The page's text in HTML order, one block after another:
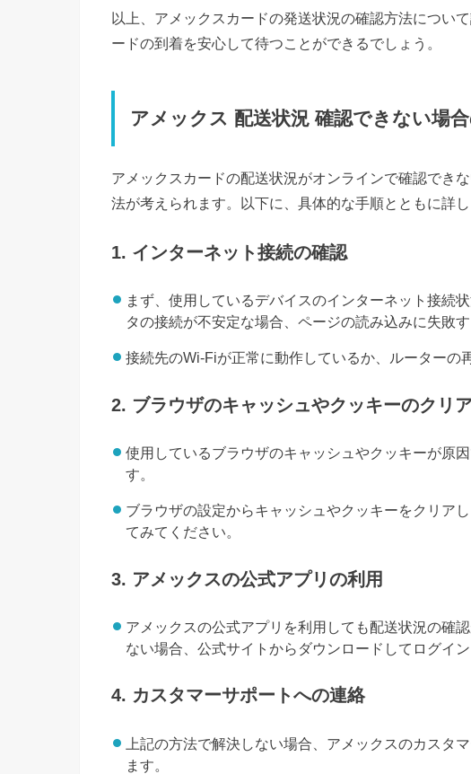
以上、アメックスカードの発送状況の確認方法につい
ードの到着を安心して待つことができるでしょう。
アメックス 配送状況 確認できない場
アメックスカードの配送状況がオンラインで確認でき
法が考えられます。以下に、具体的な手順とともに詳し
1. インターネット接続の確認
まず、使用しているデバイスのインターネット接続
タの接続が不安定な場合、ページの読み込みに失敗す
接続先のWi-Fiが正常に動作しているか、ルーターの
2. ブラウザのキャッシュやクッキーのクリ
使用しているブラウザのキャッシュやクッキーが原
す。
ブラウザの設定からキャッシュやクッキーをクリア
てみてください。
3. アメックスの公式アプリの利用
アメックスの公式アプリを利用しても配送状況の確
ない場合、公式サイトからダウンロードしてログイン
4. カスタマーサポートへの連絡
上記の方法で解決しない場合、アメックスのカスタ
ます。